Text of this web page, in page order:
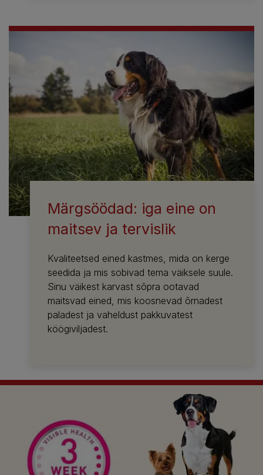
Märgsöödad: iga eine on
maitsev ja tervislik
Kvaliteetsed eined kastmes, mida on kerge
seedida ja mis sobivad tema väiksele suule.
Sinu väikest karvast sõpra ootavad
maitsvad eined, mis koosnevad õrnadest
paladest ja vaheldust pakkuvatest
köögiviljadest.